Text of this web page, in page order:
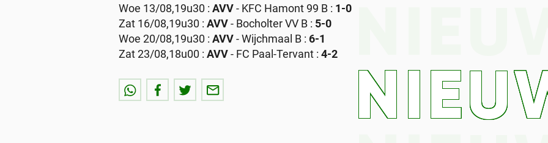
Woe 13/08,19u30 : AVV- KFC Hamont 99 B : 1-0
Zat 16/08,19u30 : AVV- Bocholter VV B : 5-0
Woe 20/08,19u30 : AVV- Wijchmaal B : 6-1
Zat 23/08,18u00 : AVV- FC Paal-Tervant : 4-2